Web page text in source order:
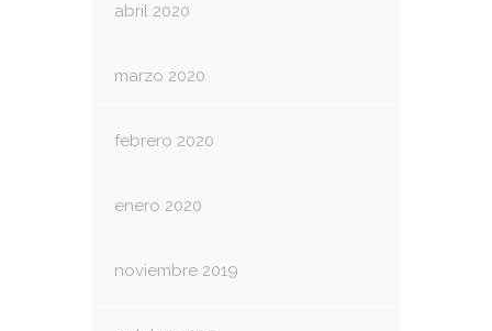
abril 2020
marzo 2020
febrero 2020
enero 2020
noviembre 2019